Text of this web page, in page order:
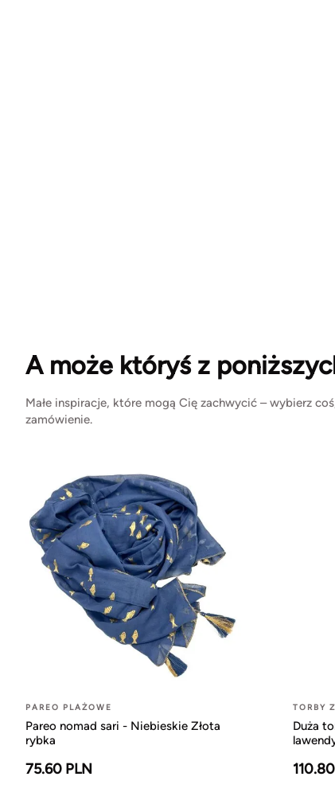
A może któryś z
Małe inspiracje, które mogą Cię zachwycić – wybierz
zamówienie.
PAREO PLAŻOWE
Pareo nomad sari - Niebieskie Złota
rybka
75.60 PLN
TORBY
Duża